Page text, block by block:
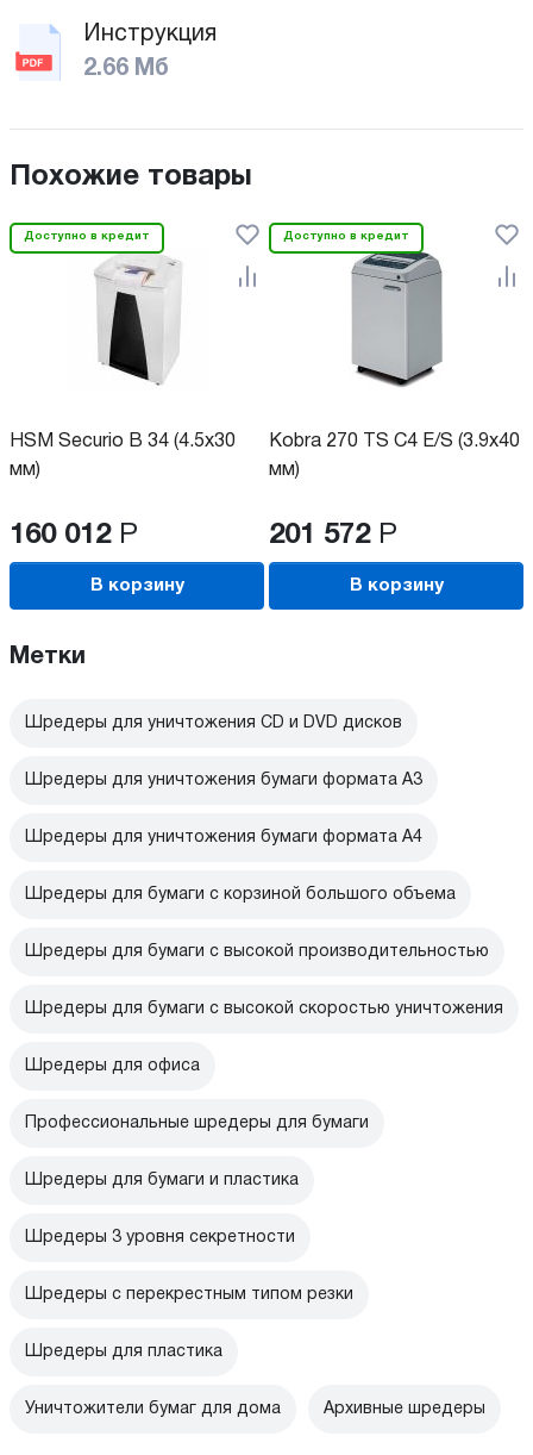
Инструкция
2.66 Мб
Похожие товары
Доступно в кредит
HSM Securio B 34 (4.5х30
мм)
160 012 Р
В корзину
Доступно в кредит
Kobra 270 TS C4 E/S (3.9x40
мм)
201 572 Р
В корзину
Метки
Шредеры для уничтожения CD и DVD дисков
Шредеры для уничтожения бумаги формата А3
Шредеры для уничтожения бумаги формата А4
Шредеры для бумаги с корзиной большого объема
Шредеры для бумаги с высокой производительностью
Шредеры для бумаги с высокой скоростью уничтожения
Шредеры для офиса
Профессиональные шредеры для бумаги
Шредеры для бумаги и пластика
Шредеры 3 уровня секретности
Шредеры с перекрестным типом резки
Шредеры для пластика
Уничтожители бумаг для дома Архивные шредеры